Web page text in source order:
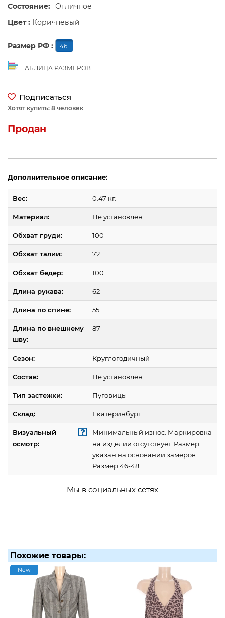
Состояние: Отличное
Цвет : Коричневый
Размер РФ : 46
ТАБЛИЦА РАЗМЕРОВ
Подписаться
Хотят купить: 8 человек
Продан
Дополнительное описание:
Вес: 0.47 кг.
Материал: Не установлен
Обхват груди: 100
Обхват талии: 72
Обхват бедер: 100
Длина рукава: 62
Длина по спине: 55
Длина по внешнему
шву:
87
Сезон: Круглогодичный
Состав: Не установлен
Тип застежки: Пуговицы
Склад: Екатеринбург
Визуальный
осмотр:
Минимальный износ. Маркировка
на изделии отсутствует. Размер
указан на основании замеров.
Размер 46-48.
Мы в социальных сетях
Похожие товары:
New